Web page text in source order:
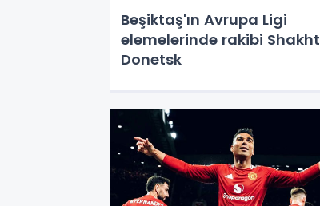
Beşiktaş'ın Avrupa Ligi
elemelerinde rakibi
Donetsk